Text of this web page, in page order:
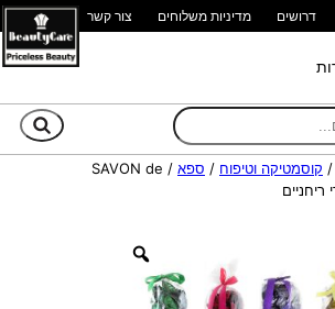
דרושים מדיניות משלוחים צור קשר
/ קוסמטיקה וטיפוח / ספא
/ SAVON de